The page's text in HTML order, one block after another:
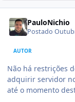
PauloNichio
Postado
AUTOR
Não há restrições
adquirir servidor
até o momento